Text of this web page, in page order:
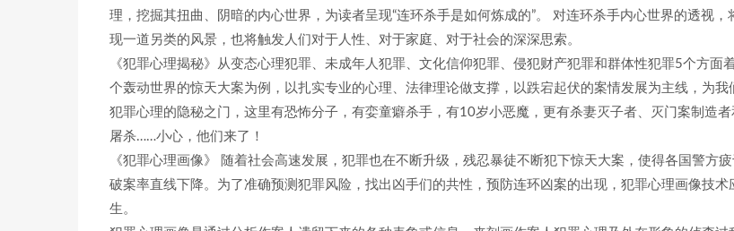
理，挖掘其扭曲、阴暗的内心世界，为读者呈现“连环杀手是如何炼成的”。 对连环杀手内心世界的透视，
现一道另类的风景，也将触发人们对于人性、对于家庭、对于社会的深深思索。
《犯罪心理揭秘》从变态心理犯罪、未成年人犯罪、文化信仰犯罪、侵犯财产犯罪和群体性犯罪5个方面
个轰动世界的惊天大案为例，以扎实专业的心理、法律理论做支撑，以跌宕起伏的案情发展为主线，为我
犯罪心理的隐秘之门，这里有恐怖分子，有娈童癖杀手，有10岁小恶魔，更有杀妻灭子者、灭门案制造者
屠杀……小心，他们来了！
《犯罪心理画像》 随着社会高速发展，犯罪也在不断升级，残忍暴徒不断犯下惊天大案，使得各国警方疲
破案率直线下降。为了准确预测犯罪风险，找出凶手们的共性，预防连环凶案的出现，犯罪心理画像技术
生。